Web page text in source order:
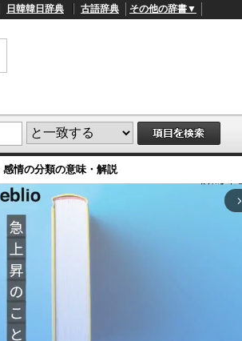
日韓韓日辞典 古語辞典 その他の辞書▼
感情の分類の意味・解説
arrow_forward_ios